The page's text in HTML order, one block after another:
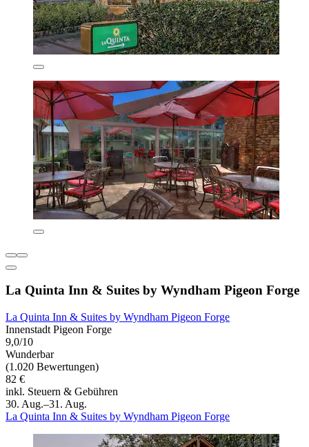
La Quinta Inn & Suites by Wyndham Pigeon Forge
La Quinta Inn & Suites by Wyndham Pigeon Forge
Innenstadt Pigeon Forge
9,0/10
Wunderbar
(1.020 Bewertungen)
82 €
inkl. Steuern & Gebühren
30. Aug.–31. Aug.
La Quinta Inn & Suites by Wyndham Pigeon Forge